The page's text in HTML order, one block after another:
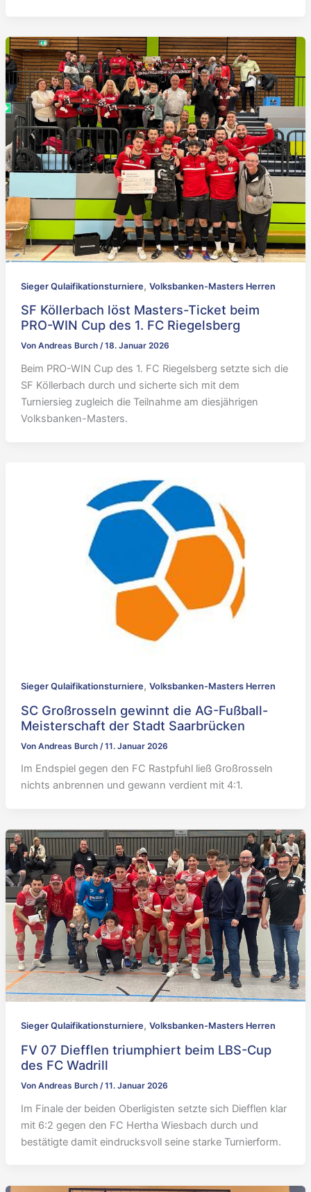
Sieger Qulaifikationsturniere, Volksbanken-Masters Herren
SF Köllerbach löst Masters-Ticket beim
PRO-WIN Cup des 1. FC Riegelsberg
Von Andreas Burch /18. Januar 2026
Beim PRO-WIN Cup des 1. FC Riegelsberg setzte sich die
SF Köllerbach durch und sicherte sich mit dem
Turniersieg zugleich die Teilnahme am diesjährigen
Volksbanken-Masters.
Sieger Qulaifikationsturniere, Volksbanken-Masters Herren
SC Großrosseln gewinnt die AG-Fußball-
Meisterschaft der Stadt Saarbrücken
Von Andreas Burch /11. Januar 2026
Im Endspiel gegen den FC Rastpfuhl ließ Großrosseln
nichts anbrennen und gewann verdient mit 4:1.
Sieger Qulaifikationsturniere, Volksbanken-Masters Herren
FV 07 Diefflen triumphiert beim LBS-Cup
des FC Wadrill
Von Andreas Burch /11. Januar 2026
Im Finale der beiden Oberligisten setzte sich Diefflen klar
mit 6:2 gegen den FC Hertha Wiesbach durch und
bestätigte damit eindrucksvoll seine starke Turnierform.